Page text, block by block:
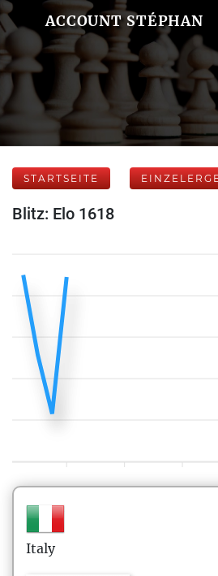
ACCOUNT STÉPHAN
STARTSEITE
Blitz: Elo 1618
Italy